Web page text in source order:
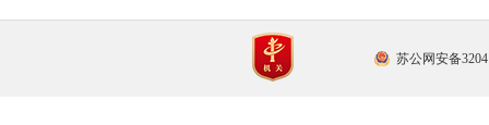
苏公网安备